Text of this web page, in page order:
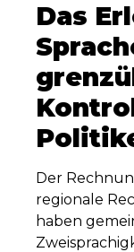
Das
Der
regionale
haben